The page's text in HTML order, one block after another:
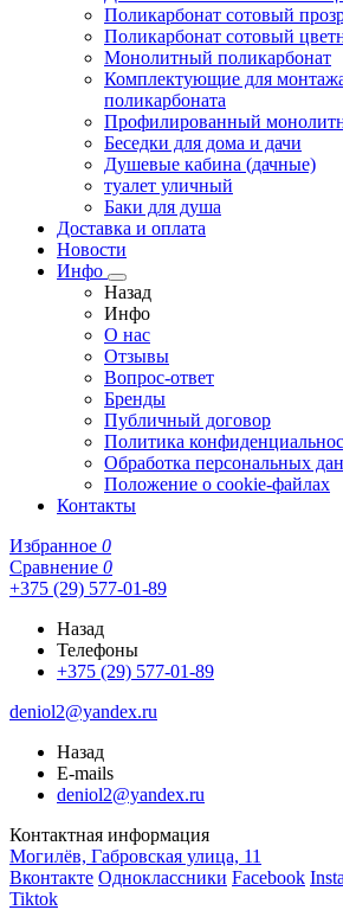
Поликарбонат сотовый
Поликарбонат сотовый
Монолитный поликарбонат
Комплектующие для
поликарбоната
Профилированный
Беседки для дома и дачи
Душевые кабина (дачные)
туалет уличный
Баки для душа
Доставка и оплата
Новости
Инфо
Назад
Инфо
О нас
Отзывы
Вопрос-ответ
Бренды
Публичный договор
Политика
Обработка персональных
Положение о cookie-файлах
Контакты
Избранное 0
Сравнение 0
+375 (29) 577-01-89
Назад
Телефоны
+375 (29) 577-01-89
deniol2@yandex.ru
Назад
E-mails
deniol2@yandex.ru
Контактная информация
Могилёв, Габровская улица, 11
Вконтакте Одноклассники Facebook
Tiktok